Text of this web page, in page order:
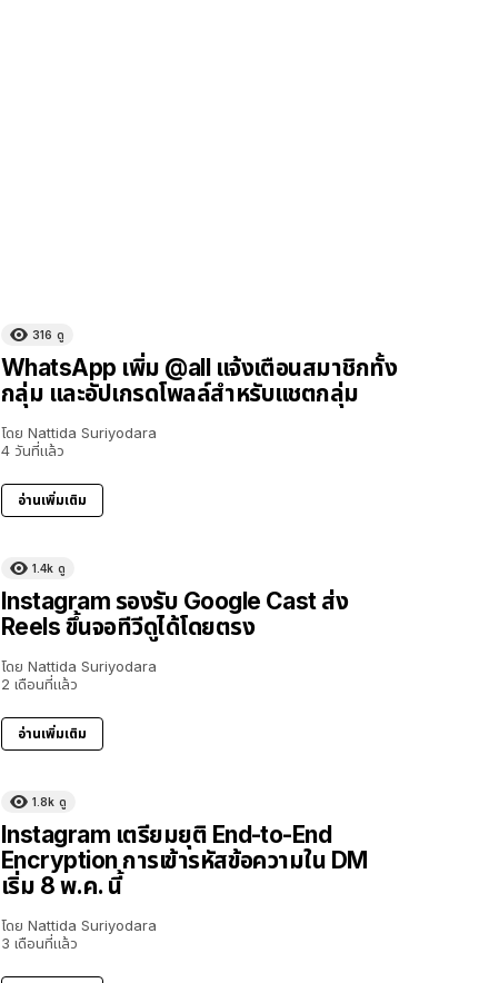
316 ดู
WhatsApp เพิ่ม @all แจ้งเตือนสมาชิกทั้ง
กลุ่ม และอัปเกรดโพลล์สำหรับแชตกลุ่ม
โดย Nattida Suriyodara
4 วันที่แล้ว
อ่านเพิ่มเติม
1.4k ดู
Instagram รองรับ Google Cast ส่ง
Reels ขึ้นจอทีวีดูได้โดยตรง
โดย Nattida Suriyodara
2 เดือนที่แล้ว
อ่านเพิ่มเติม
1.8k ดู
Instagram เตรียมยุติ End-to-End
Encryption การเข้ารหัสข้อความใน DM
เริ่ม 8 พ.ค. นี้
โดย Nattida Suriyodara
3 เดือนที่แล้ว